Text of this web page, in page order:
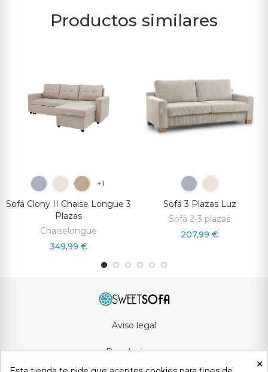
Productos similares
+1
Sofá Clony II Chaise Longue 3
Plazas
Chaiselongue
349,99 €
Sofá 3 Plazas Luz
Sofá 2-3 plazas
207,99 €
Aviso legal
Devoluciones
×